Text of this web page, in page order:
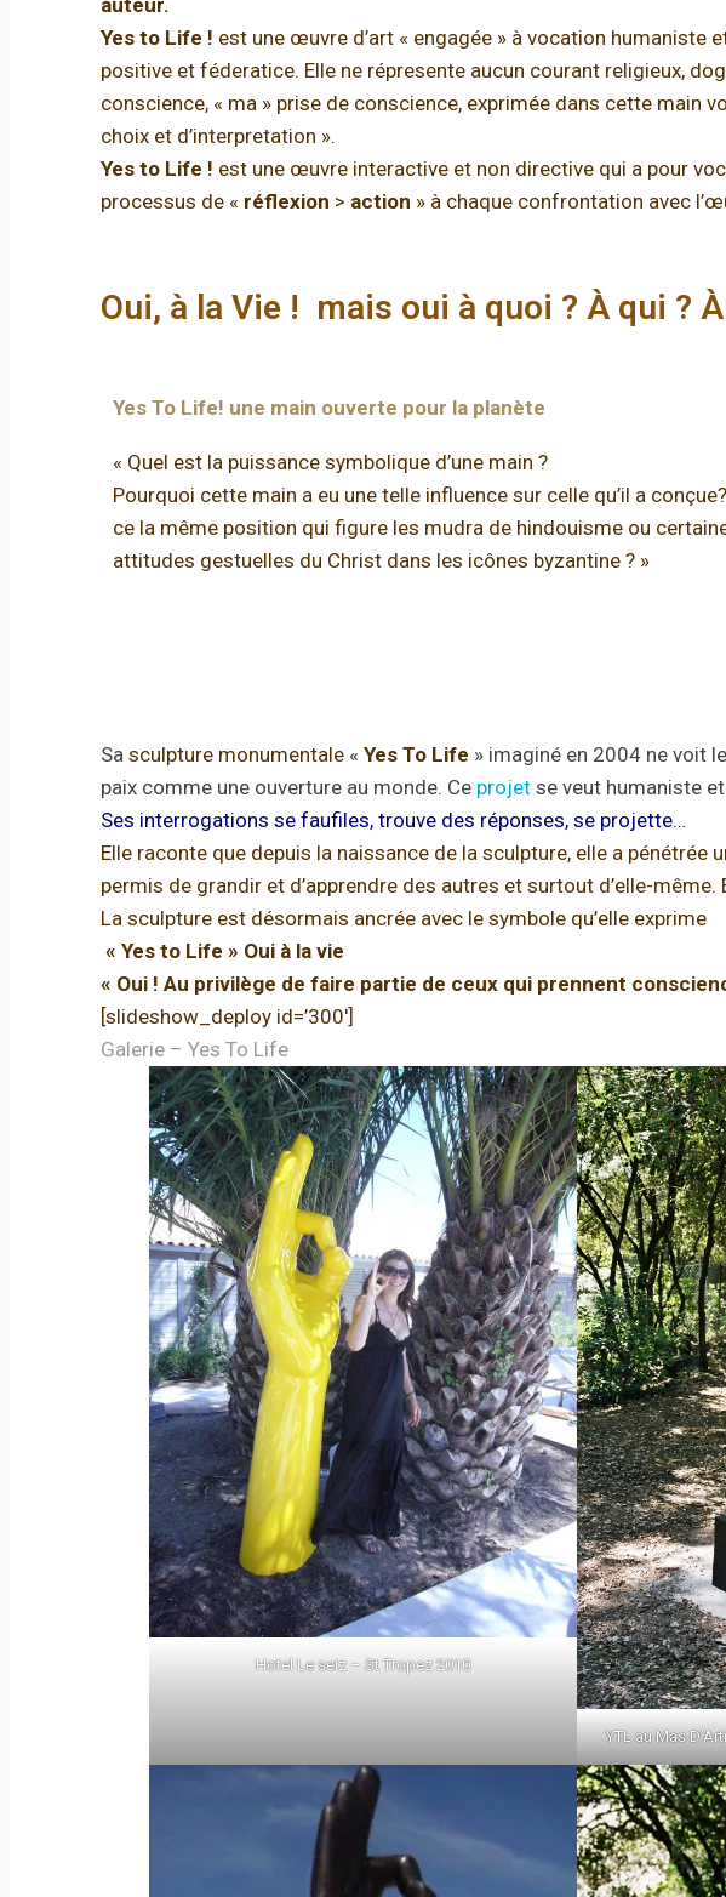
auteur.
Yes to Life ! est une œuvre d’art « engagée » à vocation humaniste
positive et féderatice. Elle ne répresente aucun courant religieux,
conscience, « ma » prise de conscience, exprimée dans cette main
choix et d’interpretation ».
Yes to Life ! est une œuvre interactive et non directive qui a pour
processus de « réflexion > action » à chaque confrontation avec
Oui, à la Vie ! mais oui à quoi ? À qui ?
Yes To Life! une main ouverte pour la planète
« Quel est la puissance symbolique d’une main ?
Pourquoi cette main a eu une telle influence sur celle qu’il a
ce la même position qui figure les mudra de hindouisme ou
attitudes gestuelles du Christ dans les icônes byzantine ? »
Sa sculpture monumentale « Yes To Life » imaginé en 2004 ne voit
paix comme une ouverture au monde. Ce projet se veut humaniste
Ses interrogations se faufiles, trouve des réponses, se projette…
Elle raconte que depuis la naissance de la sculpture, elle a
permis de grandir et d’apprendre des autres et surtout d’elle-même.
La sculpture est désormais ancrée avec le symbole qu’elle exprime
« Yes to Life » Oui à la vie
« Oui ! Au privilège de faire partie de ceux qui prennent
[slideshow_deploy id=’300′]
Galerie – Yes To Life
Hotel Le seiz – St Tropez 2010
YTL au Mas